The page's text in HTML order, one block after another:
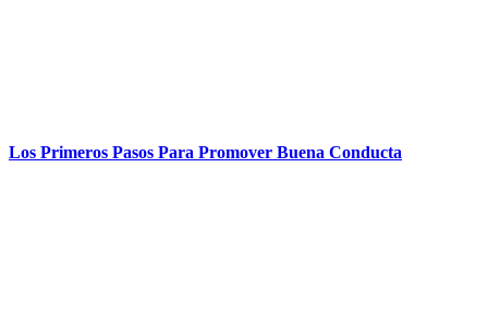
Los Primeros Pasos Para Promover Buena Conducta